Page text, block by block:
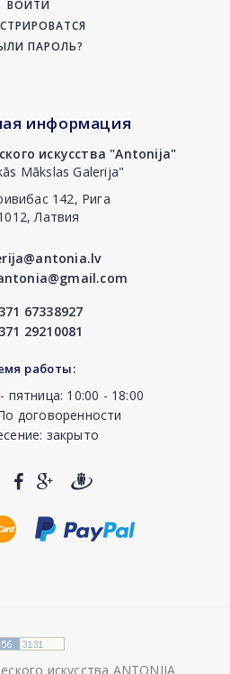
ВОЙТИ
ПАРОЛЬ?
информация
искусства "Antonija"
Mākslas Galerija"
142, Рига
Латвия
67338927
29210081
работы:
пятница: 10:00 - 18:00
договоренности
закрыто
искусства ANTONIJA